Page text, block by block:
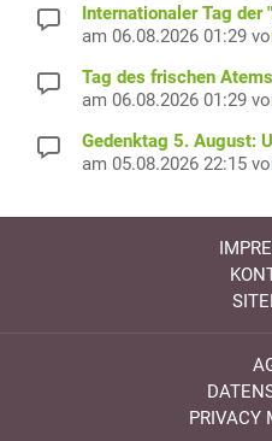
Internationaler Tag der
am 06.08.2026 01:29
Tag des frischen Atems
am 06.08.2026 01:29
Gedenktag 5. August:
am 05.08.2026 22:15
PRIVACY